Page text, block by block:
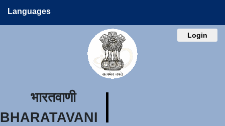
Languages
Login
भारतवाणी
BHARATAVANI